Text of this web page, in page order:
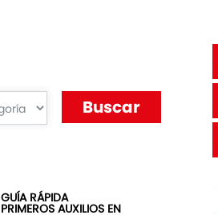
GUÍA RÁPIDA
PRIMEROS AUXILIOS EN